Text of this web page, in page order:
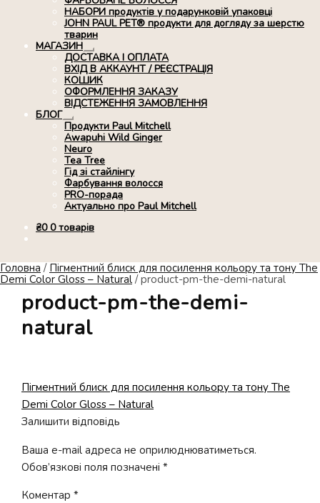
НАБОРИ продуктів у подарунковій упаковці
JOHN PAUL PET® продукти для догляду за шерстю
тварин
МАГАЗИН
Розгорнуте
вкладене
меню
ДОСТАВКА І ОПЛАТА
ВХІД В АККАУНТ / РЕЄСТРАЦІЯ
КОШИК
ОФОРМЛЕННЯ ЗАКАЗУ
ВІДСТЕЖЕННЯ ЗАМОВЛЕННЯ
БЛОГ
Розгорнуте
вкладене
меню
Продукти Paul Mitchell
Awapuhi Wild Ginger
Neuro
Tea Tree
Гід зі стайлінгу
Фарбування волосся
PRO-порада
Актуально про Paul Mitchell
₴0 0 товарів
Головна / Пігментний блиск для посилення кольору та тону The
Demi Color Gloss – Natural /product-pm-the-demi-natural
product-pm-the-demi-
natural
Навігація
записів
Попередні
записи:
Пігментний блиск для посилення кольору та тону The
Demi Color Gloss – Natural
Залишити відповідь
Ваша e-mail адреса не оприлюднюватиметься.
Обов’язкові поля позначені *
Коментар *